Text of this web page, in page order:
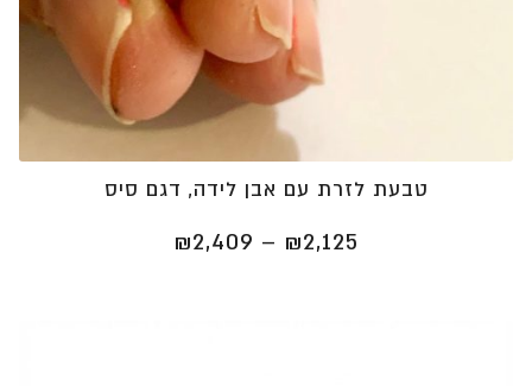
טבעת לזרת עם אבן לידה, דגם סיס
₪2,125
–
₪2,409